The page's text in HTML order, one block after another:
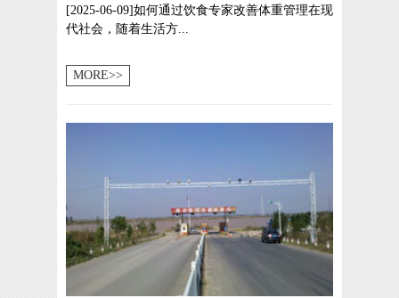
[2025-06-09]如何通过饮食专家改善体重管理在现
代社会，随着生活方...
MORE>>